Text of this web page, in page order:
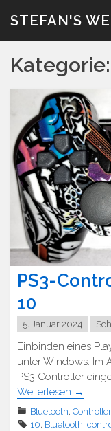
InhaltSTEFAN'S
Kategorie:
PS3-
10
5. Januar 2024
Einbinden eines
unter Windows. Im
PS3 Controller
Weiterlesen →
Bluetooth, Controller
10, Bluetooth,